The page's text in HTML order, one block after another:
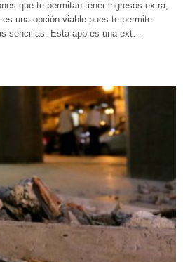
que te permitan tener ingresos extra,
una opción viable pues te permite
sencillas. Esta app es una ext…